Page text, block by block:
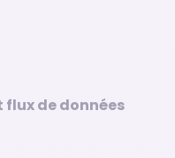
de données